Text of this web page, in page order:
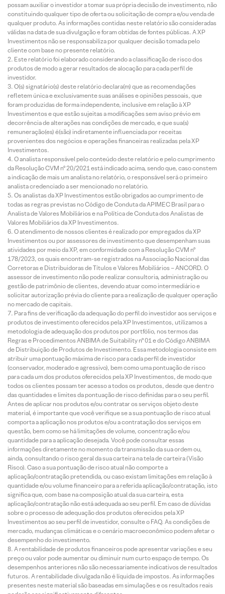
possam auxiliar o investidor a tomar sua própria decisão de investimento, não
constituindo qualquer tipo de oferta ou solicitação de compra e/ou venda de
qualquer produto. As informações contidas neste relatório são consideradas
válidas na data de sua divulgação e foram obtidas de fontes públicas. A XP
Investimentos não se responsabiliza por qualquer decisão tomada pelo
cliente com base no presente relatório.
Este relatório foi elaborado considerando a classificação de risco dos
produtos de modo a gerar resultados de alocação para cada perfil de
investidor.
O(s) signatário(s) deste relatório declara(m) que as recomendações
refletem única e exclusivamente suas análises e opiniões pessoais, que
foram produzidas de forma independente, inclusive em relação à XP
Investimentos e que estão sujeitas a modificações sem aviso prévio em
decorrência de alterações nas condições de mercado, e que sua(s)
remuneração(es) é(são) indiretamente influenciada por receitas
provenientes dos negócios e operações financeiras realizadas pela XP
Investimentos.
O analista responsável pelo conteúdo deste relatório e pelo cumprimento
da Resolução CVM nº 20/2021 está indicado acima, sendo que, caso constem
a indicação de mais um analista no relatório, o responsável será o primeiro
analista credenciado a ser mencionado no relatório.
Os analistas da XP Investimentos estão obrigados ao cumprimento de
todas as regras previstas no Código de Conduta da APIMEC Brasil para o
Analista de Valores Mobiliários e na Política de Conduta dos Analistas de
Valores Mobiliários da XP Investimentos.
O atendimento de nossos clientes é realizado por empregados da XP
Investimentos ou por assessores de investimento que desempenham suas
atividades por meio da XP, em conformidade com a Resolução CVM nº
178/2023, os quais encontram-se registrados na Associação Nacional das
Corretoras e Distribuidoras de Títulos e Valores Mobiliários – ANCORD. O
assessor de investimento não pode realizar consultoria, administração ou
gestão de patrimônio de clientes, devendo atuar como intermediário e
solicitar autorização prévia do cliente para a realização de qualquer operação
no mercado de capitais.
Para fins de verificação da adequação do perfil do investidor aos serviços e
produtos de investimento oferecidos pela XP Investimentos, utilizamos a
metodologia de adequação dos produtos por portfólio, nos termos das
Regras e Procedimentos ANBIMA de Suitability nº 01 e do Código ANBIMA
de Distribuição de Produtos de Investimento. Essa metodologia consiste em
atribuir uma pontuação máxima de risco para cada perfil de investidor
(conservador, moderado e agressivo), bem como uma pontuação de risco
para cada um dos produtos oferecidos pela XP Investimentos, de modo que
todos os clientes possam ter acesso a todos os produtos, desde que dentro
das quantidades e limites da pontuação de risco definidas para o seu perfil.
Antes de aplicar nos produtos e/ou contratar os serviços objeto deste
material, é importante que você verifique se a sua pontuação de risco atual
comporta a aplicação nos produtos e/ou a contratação dos serviços em
questão, bem como se há limitações de volume, concentração e/ou
quantidade para a aplicação desejada. Você pode consultar essas
informações diretamente no momento da transmissão da sua ordem ou,
ainda, consultando o risco geral da sua carteira na tela de carteira (Visão
Risco). Caso a sua pontuação de risco atual não comporte a
aplicação/contratação pretendida, ou caso existam limitações em relação à
quantidade e/ou volume financeiro para a referida aplicação/contratação, isto
significa que, com base na composição atual da sua carteira, esta
aplicação/contratação não está adequada ao seu perfil. Em caso de dúvidas
sobre o processo de adequação dos produtos oferecidos pela XP
Investimentos ao seu perfil de investidor, consulte o FAQ. As condições de
mercado, mudanças climáticas e o cenário macroeconômico podem afetar o
desempenho do investimento.
A rentabilidade de produtos financeiros pode apresentar variações e seu
preço ou valor pode aumentar ou diminuir num curto espaço de tempo. Os
desempenhos anteriores não são necessariamente indicativos de resultados
futuros. A rentabilidade divulgada não é líquida de impostos. As informações
presentes neste material são baseadas em simulações e os resultados reais